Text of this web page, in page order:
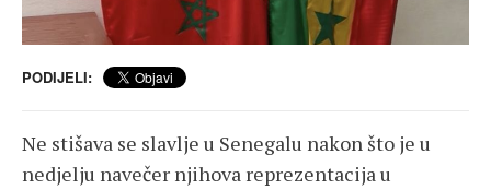
PODIJELI:
Ne stišava se slavlje u Senegalu nakon što je u
nedjelju navečer njihova reprezentacija u